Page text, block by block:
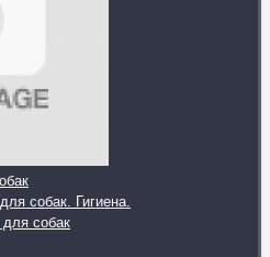
собак. Гигиена.
собак